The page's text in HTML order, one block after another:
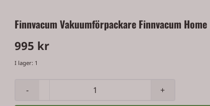
Finnvacum Vakuumförpackare Finnvacum Home
995 kr
I lager: 1
- +